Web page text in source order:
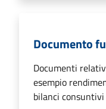
Documento
Documenti
esempio
bilanci